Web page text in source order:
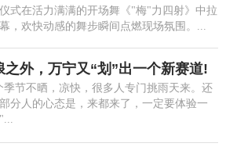
式在活力满满的开场舞《"梅"力四射》中拉
，欢快动感的舞步瞬间点燃现场氛围。...
之外，万宁又“划”出一个新赛道!
季节不晒，凉快，很多人专门挑雨天来。还
分人的心态是，来都来了，一定要体验一